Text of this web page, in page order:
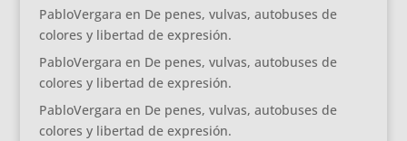
PabloVergara en De penes, vulvas, autobuses de
colores y libertad de expresión.
PabloVergara en De penes, vulvas, autobuses de
colores y libertad de expresión.
PabloVergara en De penes, vulvas, autobuses de
colores y libertad de expresión.